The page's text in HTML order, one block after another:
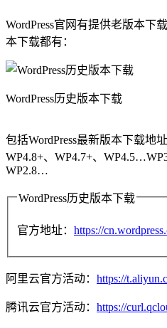
WordPress官网有提供老版本下
本下载都有：
WordPress历史版本下载
包括WordPress最新版本下载地
WP4.8+、WP4.7+、
WP2.8…
WordPress历史版本下载
官方地址： https://
阿里云官方活动： https://
腾讯云官方活动： https://